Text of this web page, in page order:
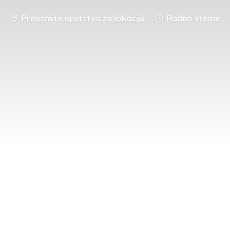
Preuzmite uputstva za lokaciju Radno vreme